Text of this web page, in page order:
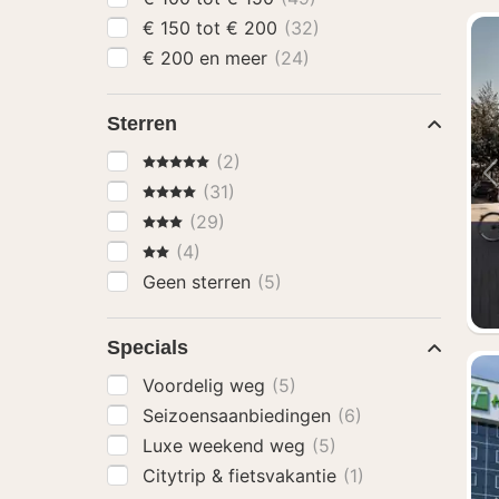
€ 150 tot € 200 (32)
€ 200 en meer (24)
Sterren
5 Sterren(2)
4 Sterren(31)
3 Sterren
(29)
2 Sterren
(4)
Geen sterren (5)
Specials
Voordelig weg (5)
Seizoensaanbiedingen (6)
Luxe weekend weg (5)
Citytrip & fietsvakantie (1)